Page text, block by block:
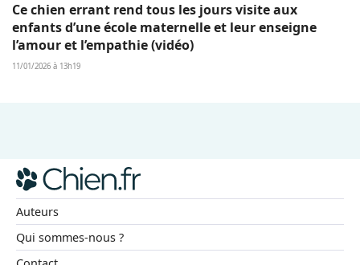
Ce chien errant rend tous les jours visite aux
enfants d’une école maternelle et leur enseigne
l’amour et l’empathie (vidéo)
11/01/2026 à 13h19
Auteurs
Qui sommes-nous ?